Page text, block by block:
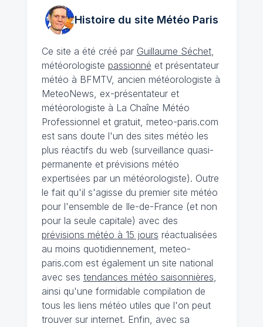
Histoire du site MétéoParis
Ce site a été créé par Guillaume Séchet,
météorologiste passionné et présentateur
météo à BFMTV, ancien météorologiste à
MeteoNews, ex-présentateur et
météorologiste à La Chaîne Météo
Professionnel et gratuit, meteo-paris.com
est sans doute l'un des sites météo les
plus réactifs du web (surveillance quasi-
permanente et prévisions météo
expertisées par un météorologiste). Outre
le fait qu'il s'agisse du premier site météo
pour l'ensemble de Ile-de-France (et non
pour la seule capitale) avec des
prévisions météo à 15 jours réactualisées
au moins quotidiennement, meteo-
paris.com est également un site national
avec ses tendances météo saisonnières,
ainsi qu'une formidable compilation de
tous les liens météo utiles que l'on peut
trouver sur internet. Enfin, avec sa